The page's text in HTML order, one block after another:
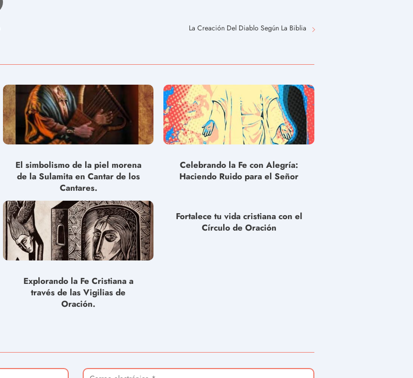
La Creación Del Diablo Según La Biblia
El simbolismo de la piel morena
de la Sulamita en Cantar de los
Cantares.
Celebrando la Fe con Alegría:
Haciendo Ruido para el Señor
Explorando la Fe Cristiana a
través de las Vigilias de
Oración.
Fortalece tu vida cristiana con el
Círculo de Oración